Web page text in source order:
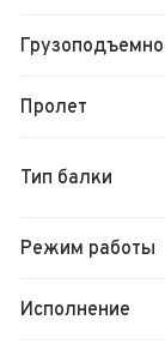
Пролет
Тип балки
Режим работы
Исполнение